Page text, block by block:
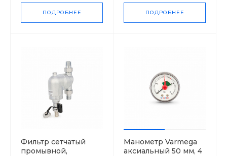
ПОДРОБНЕЕ
манометру
ПОДРОБНЕЕ
Фильтр сетчатый
промывной,
Манометр Varmega
аксиальный 50 мм, 4